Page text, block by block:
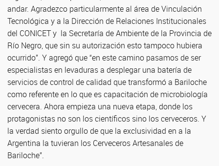
andar. Agradezco particularmente al área de Vinculación
Tecnológica y a la Dirección de Relaciones Institucionales
del CONICET y la Secretaría de Ambiente de la Provincia de
Río Negro, que sin su autorización esto tampoco hubiera
ocurrido”. Y agregó que “en este camino pasamos de ser
especialistas en levaduras a desplegar una batería de
servicios de control de calidad que transformó a Bariloche
como referente en lo que es capacitación de microbiología
cervecera. Ahora empieza una nueva etapa, donde los
protagonistas no son los científicos sino los cerveceros. Y
la verdad siento orgullo de que la exclusividad en a la
Argentina la tuvieran los Cerveceros Artesanales de
Bariloche”.